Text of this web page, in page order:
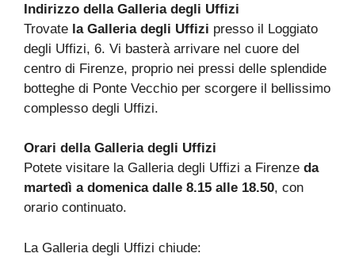
Indirizzo della Galleria degli Uffizi
Trovate la Galleria degli Uffizi presso il Loggiato
degli Uffizi, 6. Vi basterà arrivare nel cuore del
centro di Firenze, proprio nei pressi delle splendide
botteghe di Ponte Vecchio per scorgere il bellissimo
complesso degli Uffizi.
Orari della Galleria degli Uffizi
Potete visitare la Galleria degli Uffizi a Firenze da
martedì a domenica dalle 8.15 alle 18.50, con
orario continuato.
La Galleria degli Uffizi chiude: